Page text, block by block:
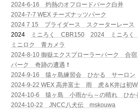
2024-6-16 灼熱のオフロードパーク白井
2024-7-7 WEX チーズナッツパーク
2024 7 15 プライダース スクーターレース
2024
ミニろく CBR150 2024 ミニろく
ミニロク 青カメラ
2024-8-10 御嶽エクスプローラーパーク 合宿
パーク 奇跡の遭遇 ！
2024-9-16 猿ヶ島練習会 ひかる サーロン
2024-9-22 WEX 高井富士 雨 虎＆K井は初
2024-10-6 猿ヶ島 小雨から～の晴れ ひか
2024-10-22 JNCC八犬伝 mskouwa